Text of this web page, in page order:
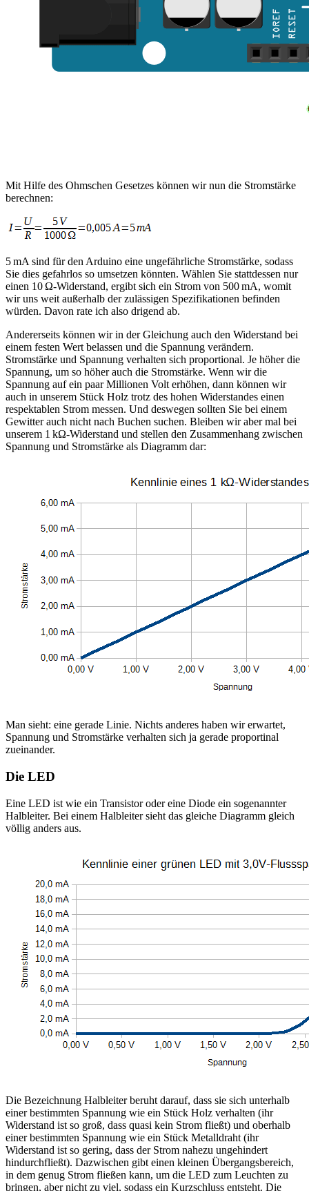
Mit Hilfe des Ohmschen Gesetzes können wir nun die Stromstärke
berechnen:
5 mA sind für den Arduino eine ungefährliche Stromstärke, sodass
Sie dies gefahrlos so umsetzen könnten. Wählen Sie stattdessen nur
einen 10 Ω-Widerstand, ergibt sich ein Strom von 500 mA, womit
wir uns weit außerhalb der zulässigen Spezifikationen befinden
würden. Davon rate ich also drigend ab.
Andererseits können wir in der Gleichung auch den Widerstand bei
einem festen Wert belassen und die Spannung verändern.
Stromstärke und Spannung verhalten sich proportional. Je höher die
Spannung, um so höher auch die Stromstärke. Wenn wir die
Spannung auf ein paar Millionen Volt erhöhen, dann können wir
auch in unserem Stück Holz trotz des hohen Widerstandes einen
respektablen Strom messen. Und deswegen sollten Sie bei einem
Gewitter auch nicht nach Buchen suchen. Bleiben wir aber mal bei
unserem 1 kΩ-Widerstand und stellen den Zusammenhang zwischen
Spannung und Stromstärke als Diagramm dar:
Man sieht: eine gerade Linie. Nichts anderes haben wir erwartet,
Spannung und Stromstärke verhalten sich ja gerade proportinal
zueinander.
Die LED
Eine LED ist wie ein Transistor oder eine Diode ein sogenannter
Halbleiter. Bei einem Halbleiter sieht das gleiche Diagramm gleich
völlig anders aus.
Die Bezeichnung Halbleiter beruht darauf, dass sie sich unterhalb
einer bestimmten Spannung wie ein Stück Holz verhalten (ihr
Widerstand ist so groß, dass quasi kein Strom fließt) und oberhalb
einer bestimmten Spannung wie ein Stück Metalldraht (ihr
Widerstand ist so gering, dass der Strom nahezu ungehindert
hindurchfließt). Dazwischen gibt einen kleinen Übergangsbereich,
in dem genug Strom fließen kann, um die LED zum Leuchten zu
bringen, aber nicht zu viel, sodass ein Kurzschluss entsteht. Die